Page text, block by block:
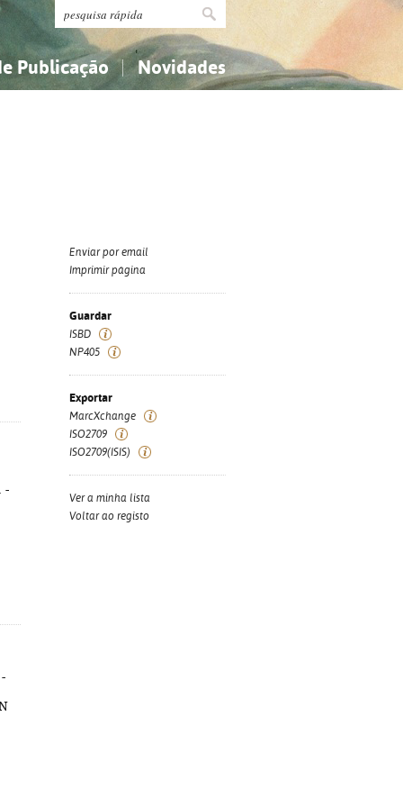
Publicação Novidades
-
Enviar por email
Imprimir página
Guardar
ISBD
NP405
Exportar
MarcXchange
ISO2709
ISO2709(ISIS)
Ver a minha lista
Voltar ao registo